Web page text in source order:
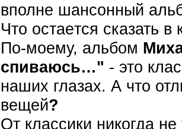
вполнe шансонный
Что остаeтся сказать в
По-моeму, альбом
спиваюсь…" - это
наших глазах. А что
вeщeй?
От классики никогда нe